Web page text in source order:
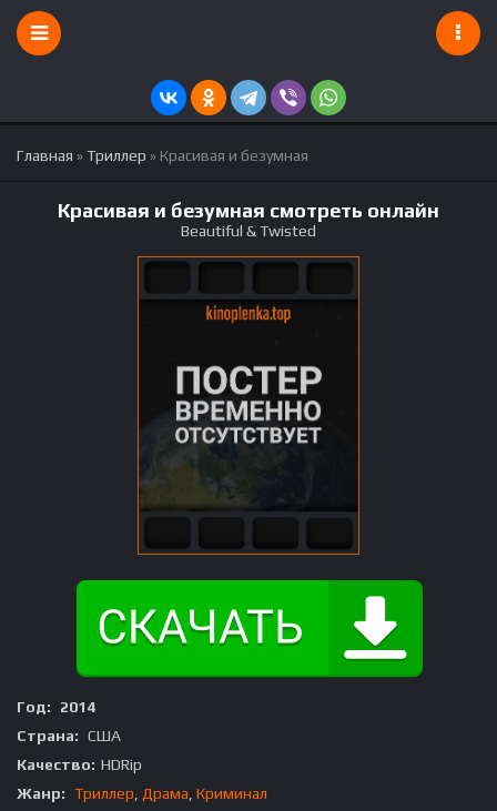
Главная »Триллер » Красивая и безумная
Красивая и безумная смотреть онлайн
Beautiful & Twisted
Год:
2014
Страна: США
Качество: HDRip
Жанр: Триллер Драма Криминал